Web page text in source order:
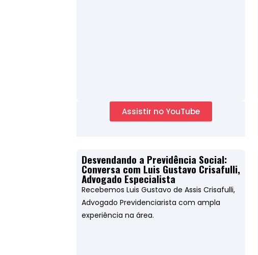
Assistir no YouTube
Desvendando a Previdência Social:
Conversa com Luis Gustavo Crisafulli,
Advogado Especialista
Recebemos Luis Gustavo de Assis Crisafulli,
Advogado Previdenciarista com ampla
experiência na área.